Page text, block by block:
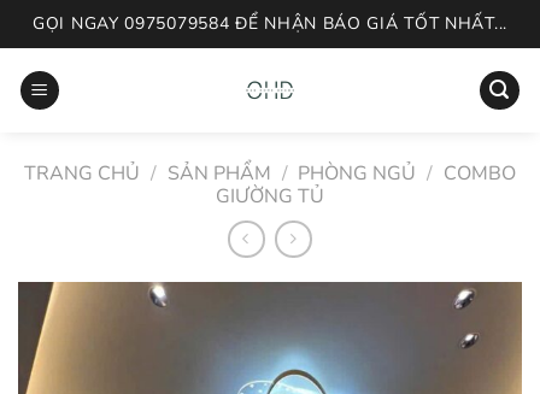
Skip
to
content
GỌI NGAY 0975079584 ĐỂ NHẬN BÁO GIÁ TỐT NHẤT...
TRANG CHỦ / SẢN PHẨM / PHÒNG NGỦ / COMBO
GIƯỜNG TỦ